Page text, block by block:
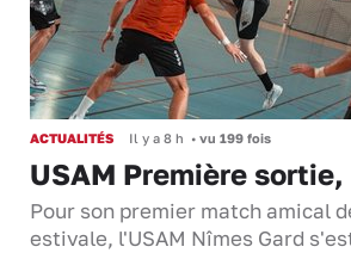
ACTUALITÉS Il y a 8 h • vu 199 fois
USAM Première
Pour son premier match amical
estivale, l'USAM Nîmes Gard